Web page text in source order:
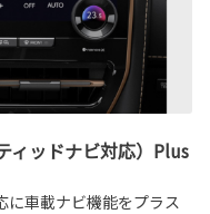
ィッドナビ対応）Plus
に車載ナビ機能をプラス